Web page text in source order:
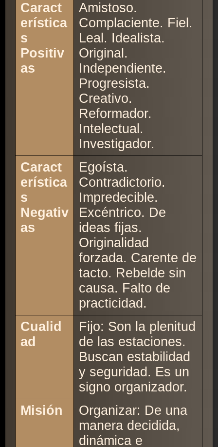
Caract
erística
s
Positiv
as
Amistoso.
Complaciente. Fiel.
Leal. Idealista.
Original.
Independiente.
Progresista.
Creativo.
Reformador.
Intelectual.
Investigador.
Caract
erística
s
Negativ
as
Egoísta.
Contradictorio.
Impredecible.
Excéntrico. De
ideas fijas.
Originalidad
forzada. Carente de
tacto. Rebelde sin
causa. Falto de
practicidad.
Cualid
ad
Fijo: Son la plenitud
de las estaciones.
Buscan estabilidad
y seguridad. Es un
signo organizador.
Misión
Organizar: De una
manera decidida,
dinámica e